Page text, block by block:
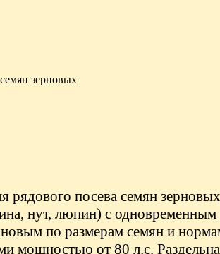
зерновых
рядового посева семян
нут, люпин) с
по размерам семян и
мощностью от 80 л.с.